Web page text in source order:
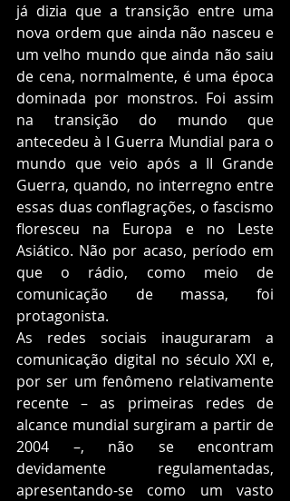
já dizia que a transição entre uma
nova ordem que ainda não nasceu e
um velho mundo que ainda não saiu
de cena, normalmente, é uma época
dominada por monstros. Foi assim
na transição do mundo que
antecedeu à I Guerra Mundial para o
mundo que veio após a II Grande
Guerra, quando, no interregno entre
essas duas conflagrações, o fascismo
floresceu na Europa e no Leste
Asiático. Não por acaso, período em
que o rádio, como meio de
comunicação de massa, foi
protagonista.
As redes sociais inauguraram a
comunicação digital no século XXI e,
por ser um fenômeno relativamente
recente – as primeiras redes de
alcance mundial surgiram a partir de
2004 –, não se encontram
devidamente regulamentadas,
apresentando-se como um vasto